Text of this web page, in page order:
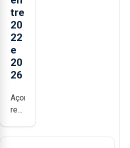
tre
20
22
e
20
26
Açores
registaram